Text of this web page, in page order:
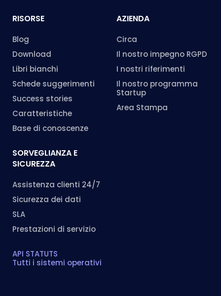
RISORSE
Blog
Download
Libri bianchi
Schede suggerimenti
Success stories
Caratteristiche
Base di conoscenze
AZIENDA
Circa
Il nostro impegno RGPD
I nostri riferimenti
Il nostro programma
Startup
Area Stampa
SORVEGLIANZA E
SICUREZZA
Assistenza clienti 24/7
Sicurezza dei dati
SLA
Prestazioni di servizio
API STATUTS
Tutti i sistemi operativi